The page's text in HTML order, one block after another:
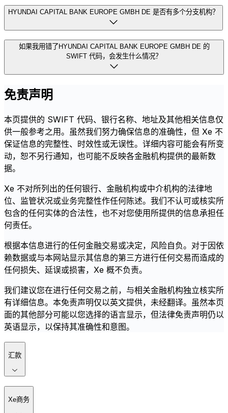
HYUNDAI CAPITAL BANK EUROPE GMBH DE 是否有多个分支机构？
如果我用错了HYUNDAI CAPITAL BANK EUROPE GMBH DE 的
SWIFT 代码，会发生什么情况？
免责声明
本页提供的 SWIFT 代码、银行名称、地址及其他相关信息仅
供一般参考之用。虽然我们努力确保信息的准确性，但 Xe 不
保证信息的完整性、时效性或无误性。详细内容可能会有所变
动，恕不另行通知，也可能不反映各金融机构提供的最新数
据。
Xe 不对所列出的任何银行、金融机构或中介机构的法律地
位、监管状况或业务完整性作任何陈述。我们不认可或核实所
包含的任何实体的合法性，也不对您使用所提供的信息承担任
何责任。
根据本信息进行的任何金融交易或决定，风险自负。对于因依
赖数据或与本网站显示其信息的第三方进行任何交易而造成的
任何损失、延误或损害，Xe 概不负责。
我们建议您在进行任何交易之前，与相关金融机构独立核实所
有详细信息。本免责声明仅以英文提供，未经翻译。虽然本页
面的其他部分可能以您选择的语言显示，但法律免责声明仍以
英语显示，以保持其准确性和意图。
汇款
Xe商务